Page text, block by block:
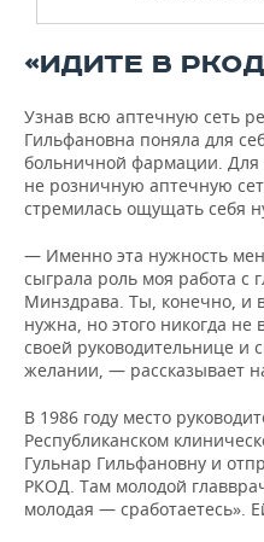
«ИДИТЕ В
Узнав всю аптечную сеть
Гильфановна поняла для
больничной фармации. Для
не розничную аптечную
стремилась ощущать себя
— Именно эта нужность
сыграла роль моя работа с
Минздрава. Ты, конечно, и
нужна, но этого никогда
своей руководительнице и
желании, — рассказывает
В 1986 году место
Республиканском
Гульнар Гильфановну и
РКОД. Там молодой
молодая — сработаетесь».